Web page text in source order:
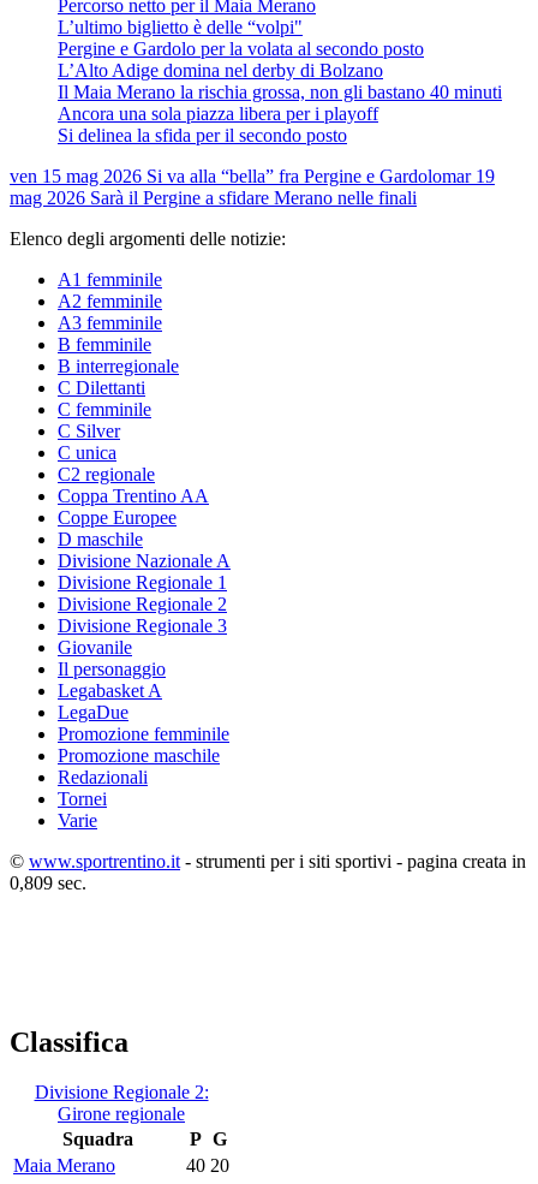
Percorso netto per il Maia Merano
L’ultimo biglietto è delle “volpi"
Pergine e Gardolo per la volata al secondo posto
L’Alto Adige domina nel derby di Bolzano
Il Maia Merano la rischia grossa, non gli bastano 40 minuti
Ancora una sola piazza libera per i playoff
Si delinea la sfida per il secondo posto
ven 15 mag 2026 Si va alla “bella” fra Pergine e Gardolomar 19
mag 2026 Sarà il Pergine a sfidare Merano nelle finali
Elenco degli argomenti delle notizie:
A1 femminile
A2 femminile
A3 femminile
B femminile
B interregionale
C Dilettanti
C femminile
C Silver
C unica
C2 regionale
Coppa Trentino AA
Coppe Europee
D maschile
Divisione Nazionale A
Divisione Regionale 1
Divisione Regionale 2
Divisione Regionale 3
Giovanile
Il personaggio
Legabasket A
LegaDue
Promozione femminile
Promozione maschile
Redazionali
Tornei
Varie
© www.sportrentino.it - strumenti per i siti sportivi - pagina creata in
0,809 sec.
Classifica
Divisione Regionale 2:
Girone regionale
Squadra
P G
Maia Merano
40 20